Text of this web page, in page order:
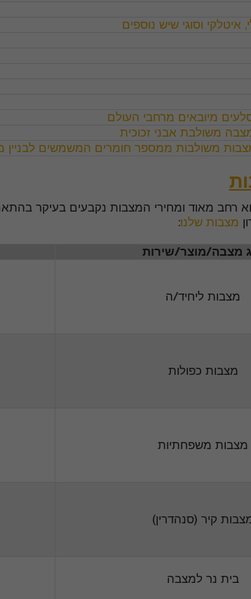
וסוגי שיש נוספים
מיובאים מרחבי העולם
משולבת אבני זכוכית
משולבות ממספר חומרים המשמשים לבניין
רחב מאוד ומחירי המצבות נקבעים בעיקר
מצבות שלנו:
מצבה/מוצר/שירות
מצבות ליחיד/ה
מצבות כפולות
מצבות משפחתיות
קיר (סנהדרין)
בית נר למצבה